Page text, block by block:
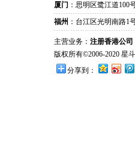
厦门 ：思明区鹭江道100
福州 ：台江区光明南路1
主营业务： 注册香港公司
版权所有©2006-2020 星
分享到：